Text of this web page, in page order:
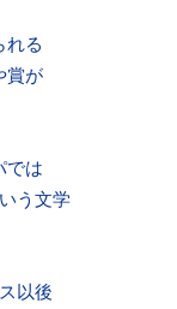
れる
賞が
では
う文学
以後